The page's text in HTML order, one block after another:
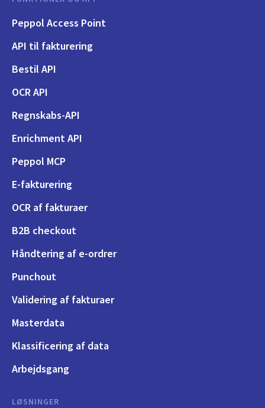
Peppol Access Point
API til fakturering
Bestil API
OCR API
Regnskabs-API
Enrichment API
Peppol MCP
E-fakturering
OCR af fakturaer
B2B checkout
Håndtering af e-ordrer
Punchout
Validering af fakturaer
Masterdata
Klassificering af data
Arbejdsgang
LØSNINGER